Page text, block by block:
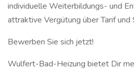
individuelle Weiterbildungs- und
attraktive Vergütung über Tarif und
Bewerben Sie sich jetzt!
Wulfert-Bad-Heizung bietet Dir